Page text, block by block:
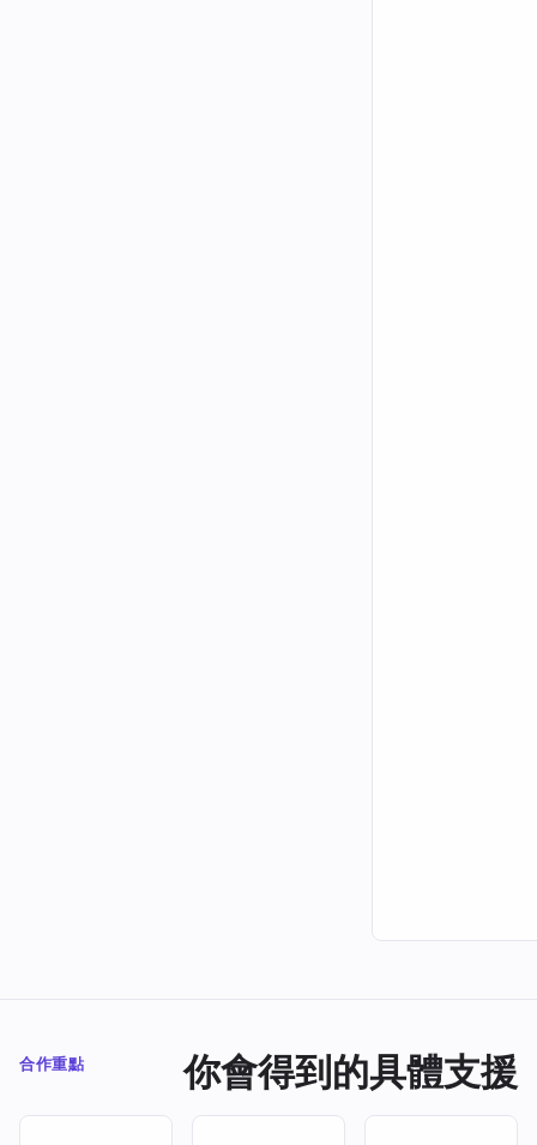
合作重點 你會得到的具體支援